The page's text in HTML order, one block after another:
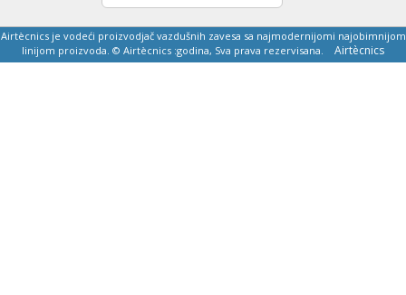
Airtècnics je vodeći proizvodjač vazdušnih zavesa sa najmodernijomi najobimnijom
linijom proizvoda. © Airtècnics :godina, Sva prava rezervisana. Airtècnics